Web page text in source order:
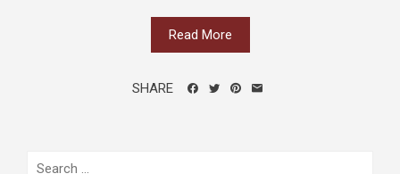
Read More
SHARE
Search